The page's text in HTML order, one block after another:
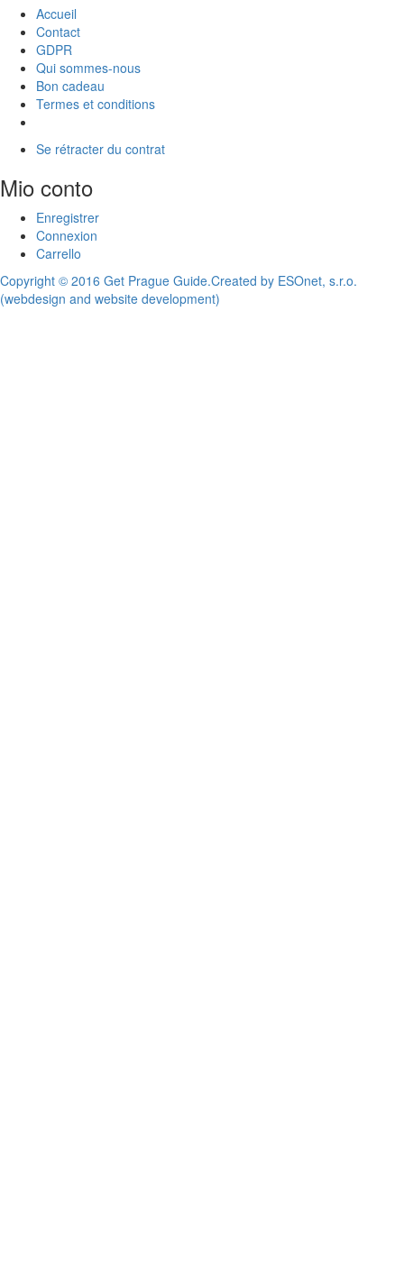
Accueil
Contact
GDPR
Qui sommes-nous
Bon cadeau
Termes et conditions
Se rétracter du contrat
Mio conto
Enregistrer
Connexion
Carrello
Copyright © 2016 Get Prague Guide.Created by ESOnet, s.r.o.
(webdesign and website development)